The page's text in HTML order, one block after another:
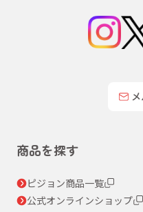
商品を探す
ピジョン商品一覧
公式オンラインショップ